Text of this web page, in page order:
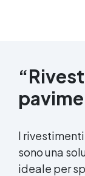
I
sono una
ideale per